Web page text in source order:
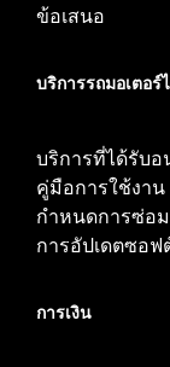
ข้อเสนอ
บริการรถมอเตอร์
บริการที่ได้รับ
คู่มือการใช้งาน
กำหนดการซ่อ
การอัปเดตซอฟ
การเงิน